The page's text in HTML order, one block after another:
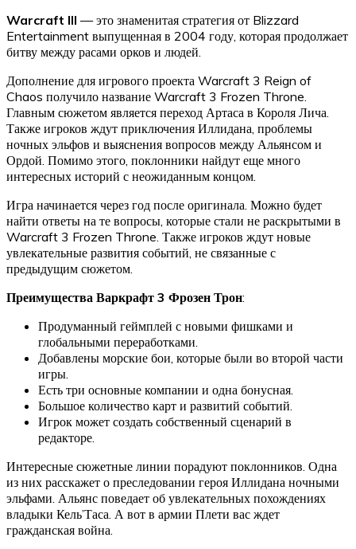
Warcraft III — это знаменитая стратегия от Blizzard
Entertainment выпущенная в 2004 году, которая продолжает
битву между расами орков и людей.
Дополнение для игрового проекта Warcraft 3 Reign of
Chaos получило название Warcraft 3 Frozen Throne.
Главным сюжетом является переход Артаса в Короля Лича.
Также игроков ждут приключения Иллидана, проблемы
ночных эльфов и выяснения вопросов между Альянсом и
Ордой. Помимо этого, поклонники найдут еще много
интересных историй с неожиданным концом.
Игра начинается через год после оригинала. Можно будет
найти ответы на те вопросы, которые стали не раскрытыми в
Warcraft 3 Frozen Throne. Также игроков ждут новые
увлекательные развития событий, не связанные с
предыдущим сюжетом.
Преимущества Варкрафт 3 Фрозен Трон:
Продуманный геймплей с новыми фишками и
глобальными переработками.
Добавлены морские бои, которые были во второй части
игры.
Есть три основные компании и одна бонусная.
Большое количество карт и развитий событий.
Игрок может создать собственный сценарий в
редакторе.
Интересные сюжетные линии порадуют поклонников. Одна
из них расскажет о преследовании героя Иллидана ночными
эльфами. Альянс поведает об увлекательных похождениях
владыки Кель’Таса. А вот в армии Плети вас ждет
гражданская война.